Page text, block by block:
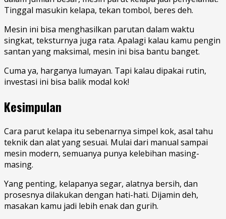
Tinggal masukin kelapa, tekan tombol, beres deh.
Mesin ini bisa menghasilkan parutan dalam waktu
singkat, teksturnya juga rata. Apalagi kalau kamu pengin
santan yang maksimal, mesin ini bisa bantu banget.
Cuma ya, harganya lumayan. Tapi kalau dipakai rutin,
investasi ini bisa balik modal kok!
Kesimpulan
Cara parut kelapa itu sebenarnya simpel kok, asal tahu
teknik dan alat yang sesuai. Mulai dari manual sampai
mesin modern, semuanya punya kelebihan masing-
masing.
Yang penting, kelapanya segar, alatnya bersih, dan
prosesnya dilakukan dengan hati-hati. Dijamin deh,
masakan kamu jadi lebih enak dan gurih.